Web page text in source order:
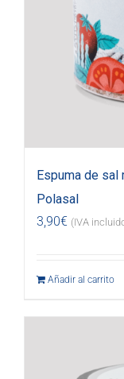
Espuma de sal
Polasal
3,90€ (IVA
Añadir al carrito